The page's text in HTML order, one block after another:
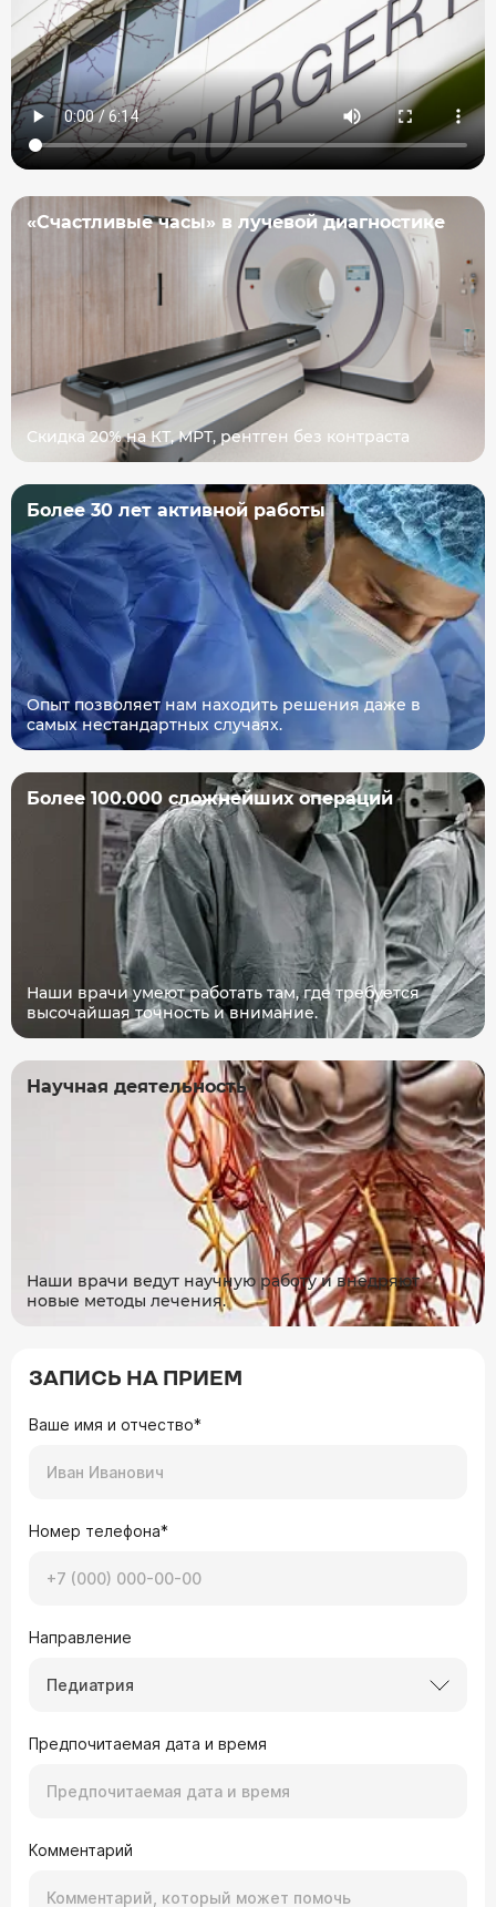
«Счастливые часы» в лучевой диагностике
Скидка 20% на КТ, МРТ, рентген без контраста
Более 30 лет активной работы
Опыт позволяет нам находить решения даже в
самых нестандартных случаях.
Более 100.000 сложнейших операций
Наши врачи умеют работать там, где требуется
высочайшая точность и внимание.
Научная деятельность
Наши врачи ведут научную работу и внедряют
новые методы лечения.
ЗАПИСЬ НА ПРИЕМ
Ваше имя и отчество*
Номер телефона*
Направление
Педиатрия
Предпочитаемая дата и время
Комментарий